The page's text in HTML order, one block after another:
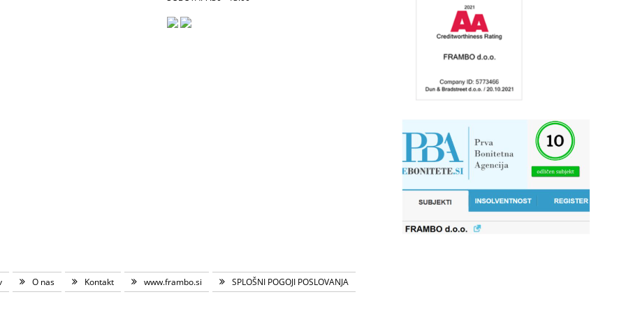
O nas Kontakt www.frambo.si SPLOŠNI POGOJI POSLOVANJA